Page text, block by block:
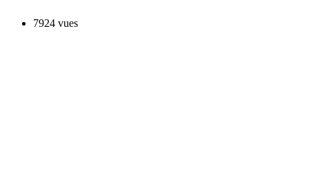
7924 vues